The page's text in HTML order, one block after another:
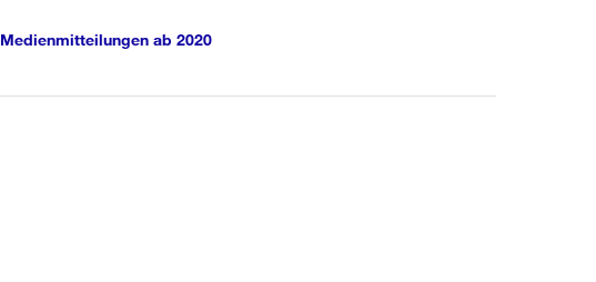
Medienmitteilungen ab 2020